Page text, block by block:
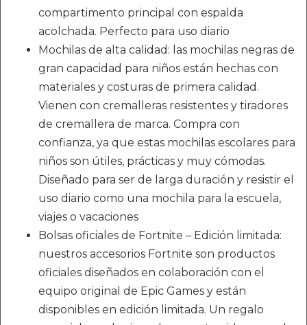
compartimento principal con espalda
acolchada. Perfecto para uso diario
Mochilas de alta calidad: las mochilas negras de
gran capacidad para niños están hechas con
materiales y costuras de primera calidad.
Vienen con cremalleras resistentes y tiradores
de cremallera de marca. Compra con
confianza, ya que estas mochilas escolares para
niños son útiles, prácticas y muy cómodas.
Diseñado para ser de larga duración y resistir el
uso diario como una mochila para la escuela,
viajes o vacaciones
Bolsas oficiales de Fortnite – Edición limitada:
nuestros accesorios Fortnite son productos
oficiales diseñados en colaboración con el
equipo original de Epic Games y están
disponibles en edición limitada. Un regalo